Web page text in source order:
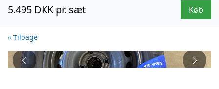
5.495 DKK pr. sæt Køb
« Tilbage